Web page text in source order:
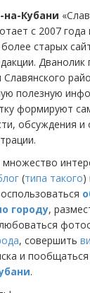
на-Кубани
с 2007 года
старых
Дванолик
полезную
формируют
обсуждения
(типа такого)
городу,
, совершить
и пообщаться
.